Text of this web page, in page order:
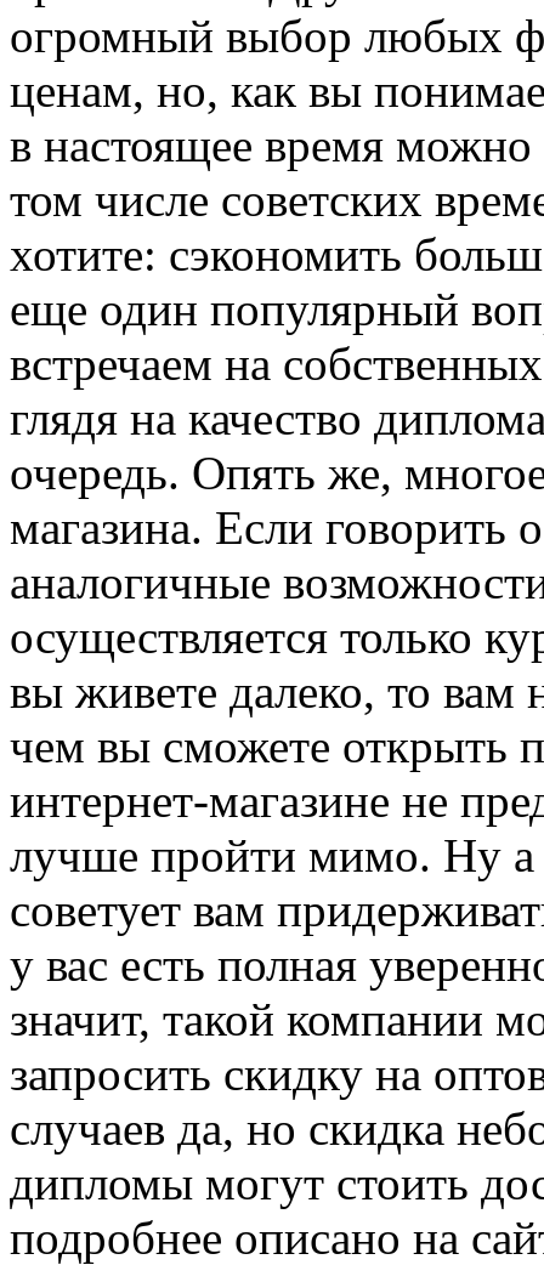
огромный выбор любых
ценам, но, как вы
в настоящее время
том числе советских
хотите: сэкономить
еще один популярный
встречаем на
глядя на качество
очередь. Опять же,
магазина. Если говорить
аналогичные
осуществляется только
вы живете далеко, то вам
чем вы сможете открыть
интернет-магазине не
лучше пройти мимо. Ну а
советует вам
у вас есть полная
значит, такой компании
запросить скидку на
случаев да, но скидка
дипломы могут стоить
подробнее описано на